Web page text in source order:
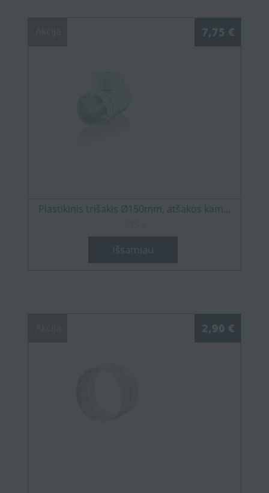
7,75 €
Plastikinis trišakis Ø150mm, atšakos kam...
Išsamiau
2,90 €